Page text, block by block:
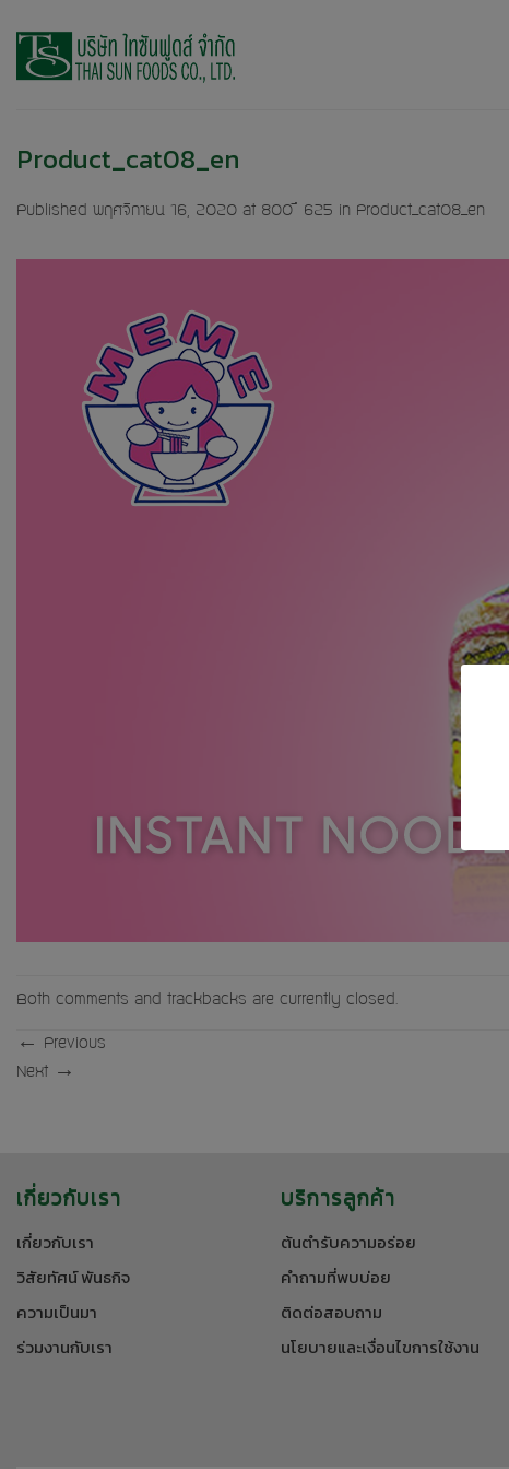
content
Product_cat08_en
Published พฤศจิกายน 16, 2020 at 800 × 625 in Product_cat08_en
Both comments and trackbacks are currently closed.
←
Previous
Next →
เกี่ยวกับเรา
เกี่ยวกับเรา
วิสัยทัศน์ พันธกิจ
ความเป็นมา
ร่วมงานกับเรา
บริการลูกค้า
ต้นตำรับความอร่อย
คำถามที่พบบ่อย
ติดต่อสอบถาม
นโยบายและเงื่อนไขการใช้งาน